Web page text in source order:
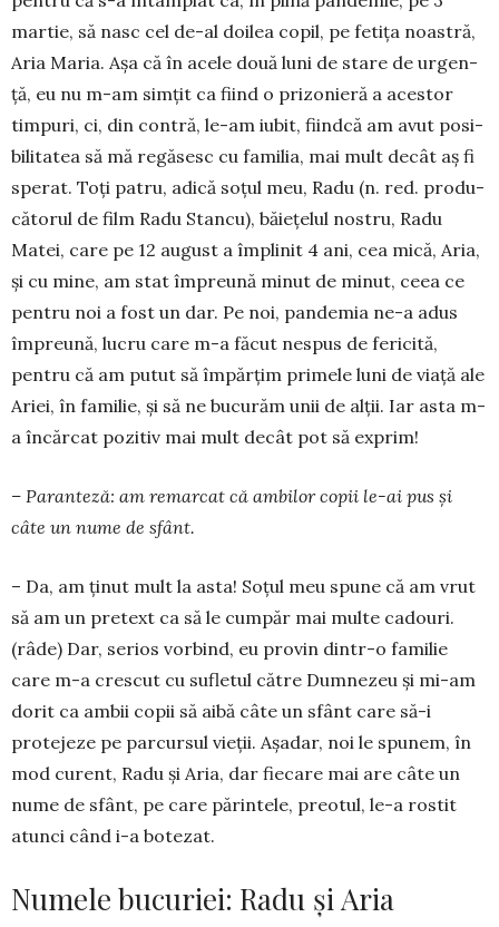
martie, să nasc cel de-al doilea copil, pe fetiţa noastră,
Aria Maria. Aşa că în acele două luni de stare de ur­gen­
ţă, eu nu m-am simţit ca fiind o pri­zonieră a acestor
timpuri, ci, din con­tră, le-am iubit, fiindcă am avut posi­
bilitatea să mă regăsesc cu familia, mai mult decât aş fi
sperat. Toţi pa­tru, adică soţul meu, Radu (n. red. produ­
că­torul de film Radu Stan­cu), băieţelul nostru, Radu
Matei, care pe 12 august a împlinit 4 ani, cea mică, Aria,
şi cu mine, am stat îm­pre­ună minut de mi­nut, ceea ce
pentru noi a fost un dar. Pe noi, pan­demia ne-a adus
îm­preună, lucru care m-a făcut nespus de fericită,
pentru că am putut să împărţim primele luni de viaţă ale
Ariei, în familie, şi să ne bucurăm unii de alţii. Iar asta m-
a încărcat pozitiv mai mult decât pot să exprim!
– Paranteză: am remarcat că ambilor copii le-ai pus şi
câte un nume de sfânt.
– Da, am ţinut mult la asta! Soţul meu spune că am vrut
să am un pretext ca să le cumpăr mai multe cadouri.
(râde) Dar, serios vorbind, eu pro­vin dintr-o familie
care m-a crescut cu sufletul către Dum­nezeu şi mi-am
dorit ca ambii copii să aibă câte un sfânt care să-i
protejeze pe parcursul vieţii. Aşadar, noi le spunem, în
mod curent, Ra­du şi Aria, dar fiecare mai are câte un
nume de sfânt, pe care părintele, preotul, le-a rostit
atunci când i-a botezat.
Numele bucuriei: Radu și Aria